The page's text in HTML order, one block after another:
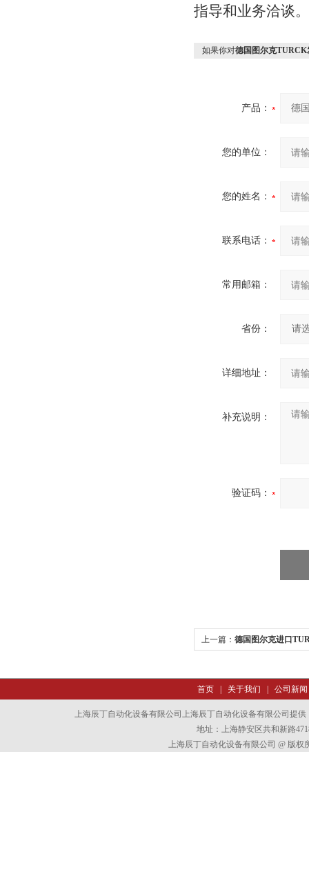
指导和业务洽谈。
如果你对德国图尔克TURCK
产品：
您的单位：
您的姓名：
联系电话：
常用邮箱：
省份：
详细地址：
补充说明：
验证码：
上一篇： 德国图尔克进口
首页| 关于我们 公司新闻
上海辰丁自动化设备有限公司上海辰丁自动化设备有限公司提供
地址：上海静安区共和新路
上海辰丁自动化设备有限公司 @ 版权